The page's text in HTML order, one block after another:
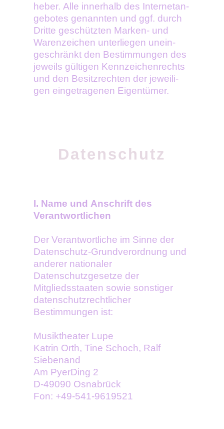
heber. Alle inne­rhalb des Inter­netan­
gebotes genann­ten und ggf. durch
Dritte geschütz­ten Marken- und
Waren­zeichen unter­liegen unein­
geschränkt den Bestim­mungen des
jeweils gültigen Kenn­zeichen­rechts
und den Besitz­rech­ten der je­weili­
gen einge­trage­nen Eigen­tümer.
Datenschutz
I. Name und Anschrift des
Verantwortlichen
Der Verantwortliche im Sinne der
Datenschutz-Grundverordnung und
anderer nationaler
Datenschutzgesetze der
Mitgliedsstaaten sowie sonstiger
datenschutzrechtlicher
Bestimmungen ist:
Musiktheater Lupe
Katrin Orth, Tine Schoch, Ralf
Siebenand
Am PyerDing 2
D-49090 Osnabrück
Fon: +49-541-9619521